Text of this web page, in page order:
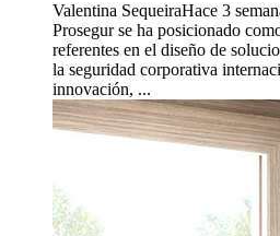
Valentina SequeiraHace 3
Prosegur se ha posicionado
referentes en el diseño de
la seguridad corporativa
innovación, ...